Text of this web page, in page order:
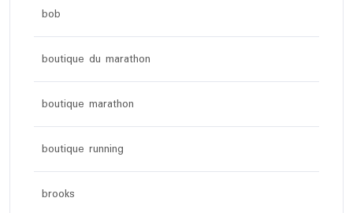
bob
boutique du marathon
boutique marathon
boutique running
brooks